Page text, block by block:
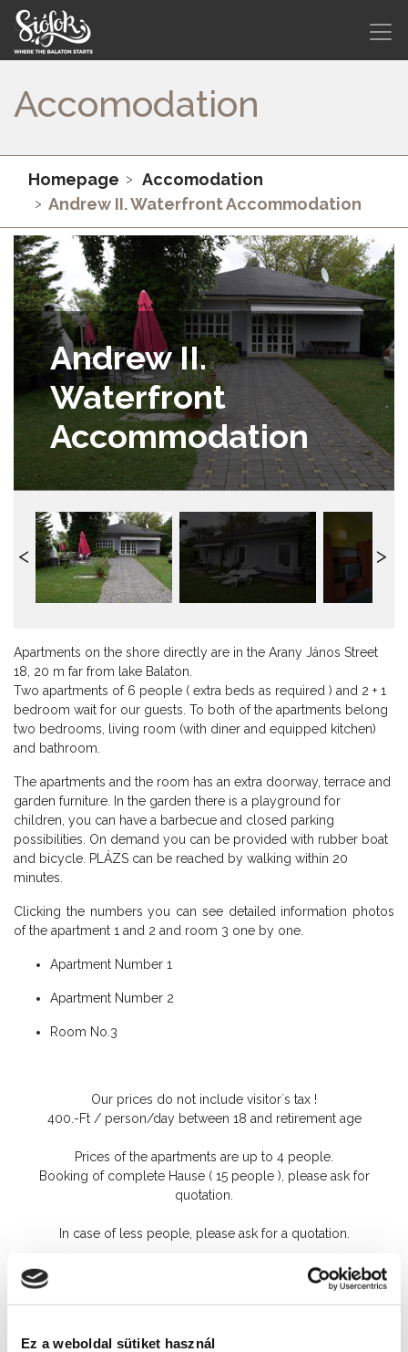
Ez a weboldal sütiket használ
Accomodation
Homepage
Accomodation
Andrew II. Waterfront Accommodation
Andrew II.
Waterfront
Accommodation
Apartments on the shore directly are in the Arany János Street
18, 20 m far from lake Balaton.
Two apartments of 6 people ( extra beds as required ) and 2 + 1
bedroom wait for our guests. To both of the apartments belong
two bedrooms, living room (with diner and equipped kitchen)
and bathroom.
The apartments and the room has an extra doorway, terrace and
garden furniture. In the garden there is a playground for
children, you can have a barbecue and closed parking
possibilities. On demand you can be provided with rubber boat
and bicycle. PLÁZS can be reached by walking within 20
minutes.
Clicking the numbers you can see detailed information photos
of the apartment 1 and 2 and room 3 one by one.
Apartment Number 1
Apartment Number 2
Room No.3
Our prices do not include visitor´s tax !
400.-Ft / person/day between 18 and retirement age
Prices of the apartments are up to 4 people.
Booking of complete Hause ( 15 people ), please ask for
quotation.
In case of less people, please ask for a quotation.
Contacts